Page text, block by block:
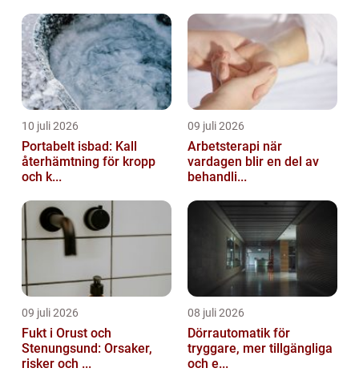
10 juli 2026
Portabelt isbad: Kall
återhämtning för kropp
och k...
09 juli 2026
Arbetsterapi när
vardagen blir en del av
behandli...
09 juli 2026
Fukt i Orust och
Stenungsund: Orsaker,
risker och ...
08 juli 2026
Dörrautomatik för
tryggare, mer tillgängliga
och e...